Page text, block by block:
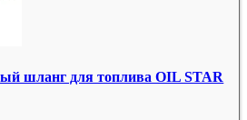
шланг для топлива OIL STAR